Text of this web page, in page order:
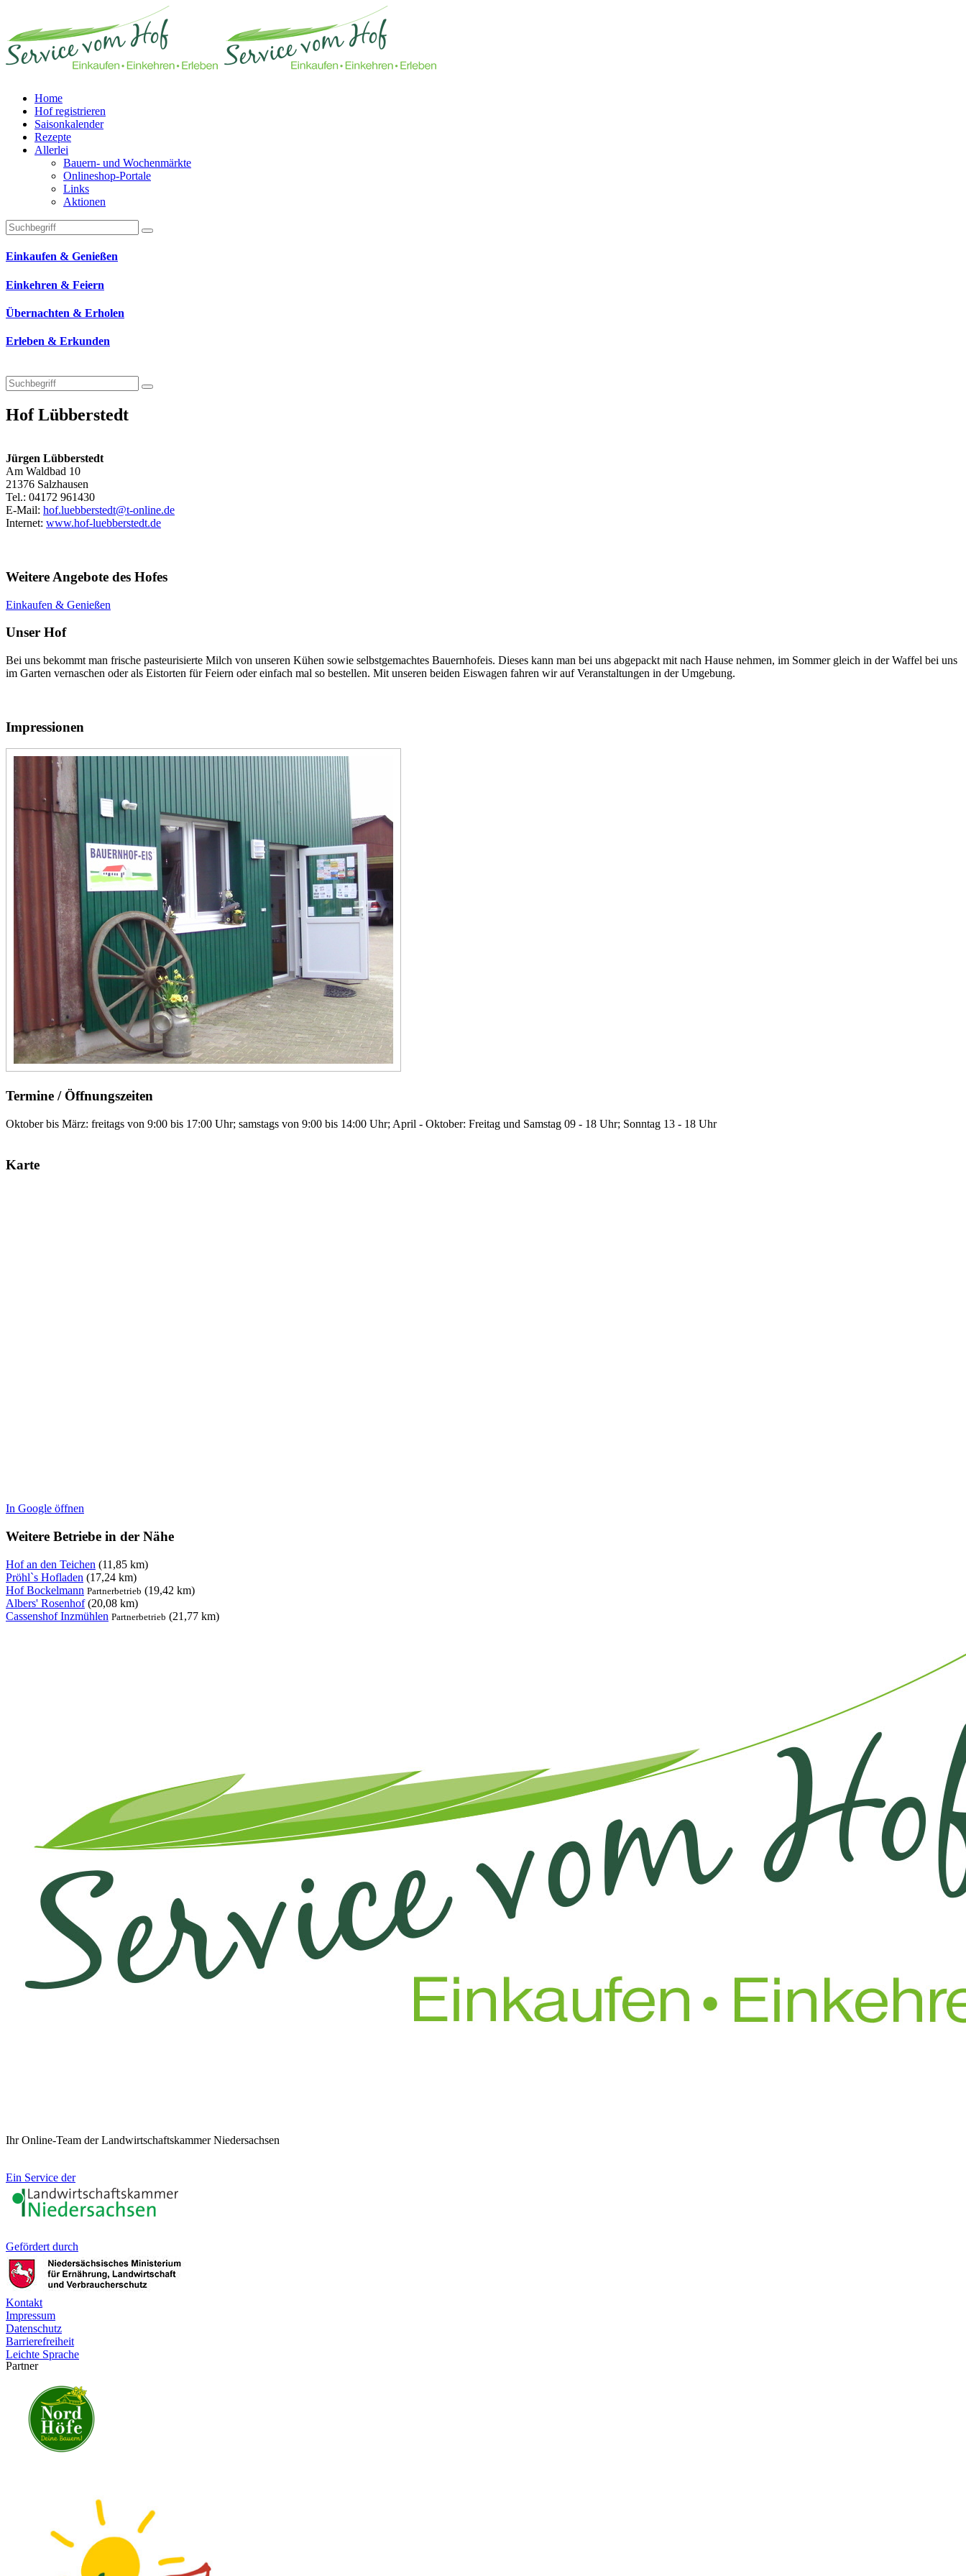
Home
Hof registrieren
Saisonkalender
Rezepte
Allerlei
Bauern- und Wochenmärkte
Onlineshop-Portale
Links
Aktionen
Technisches Feld: Suchfeld
Technisches Feld: Suchbutton
Suche absenden
Einkaufen & Genießen
Einkehren & Feiern
Übernachten & Erholen
Erleben & Erkunden
Hof Lübberstedt
Jürgen Lübberstedt
Am Waldbad 10
21376 Salzhausen
Tel.: 04172 961430
E-Mail: hof.luebberstedt@t-online.de
Internet: www.hof-luebberstedt.de
Weitere Angebote des Hofes
Einkaufen & Genießen
Unser Hof
Bei uns bekommt man frische pasteurisierte Milch von unseren Kühen sowie selbstgemachtes Bauernhofeis. Dieses kann man bei uns abgepackt mit nach Hause nehmen, im Sommer gleich in der Waffel bei uns
im Garten vernaschen oder als Eistorten für Feiern oder einfach mal so bestellen. Mit unseren beiden Eiswagen fahren wir auf Veranstaltungen in der Umgebung.
Impressionen
Termine / Öffnungszeiten
Oktober bis März: freitags von 9:00 bis 17:00 Uhr; samstags von 9:00 bis 14:00 Uhr; April - Oktober: Freitag und Samstag 09 - 18 Uhr; Sonntag 13 - 18 Uhr
Karte
In Google öffnen
Weitere Betriebe in der Nähe
Hof an den Teichen (11,85 km)
Pröhl`s Hofladen (17,24 km)
Hof Bockelmann Partnerbetrieb (19,42 km)
Albers' Rosenhof(20,08 km)
Cassenshof Inzmühlen Partnerbetrieb (21,77 km)
Ihr Online-Team der Landwirtschaftskammer Niedersachsen
Ein Service der
Gefördert durch
Kontakt
Impressum
Datenschutz
Barrierefreiheit
Leichte Sprache
Partner